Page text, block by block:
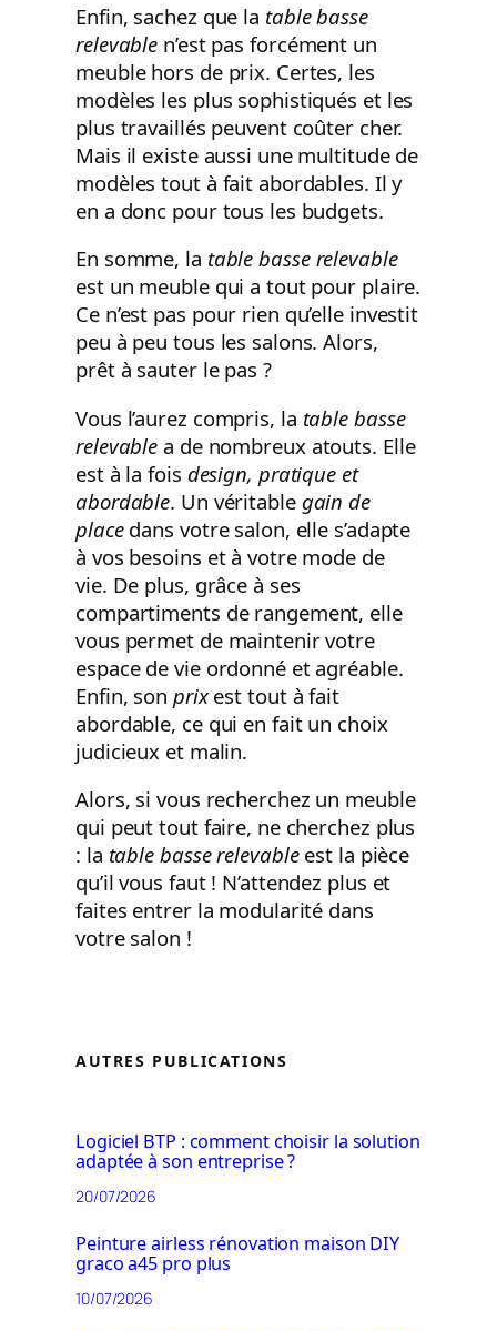
Enfin, sachez que la table basse
relevable n’est pas forcément un
meuble hors de prix. Certes, les
modèles les plus sophistiqués et les
plus travaillés peuvent coûter cher.
Mais il existe aussi une multitude de
modèles tout à fait abordables. Il y
en a donc pour tous les budgets.
En somme, la table basse relevable
est un meuble qui a tout pour plaire.
Ce n’est pas pour rien qu’elle investit
peu à peu tous les salons. Alors,
prêt à sauter le pas ?
Vous l’aurez compris, la table basse
relevable a de nombreux atouts. Elle
est à la fois design, pratique et
abordable. Un véritable gain de
placedans votre salon, elle s’adapte
à vos besoins et à votre mode de
vie. De plus, grâce à ses
compartiments de rangement, elle
vous permet de maintenir votre
espace de vie ordonné et agréable.
Enfin, son prixest tout à fait
abordable, ce qui en fait un choix
judicieux et malin.
Alors, si vous recherchez un meuble
qui peut tout faire, ne cherchez plus
: la table basse relevableest la pièce
qu’il vous faut ! N’attendez plus et
faites entrer la modularité dans
votre salon !
AUTRES PUBLICATIONS
Logiciel BTP : comment choisir la solution
adaptée à son entreprise ?
20/07/2026
Peinture airless rénovation maison DIY
graco a45 pro plus
10/07/2026